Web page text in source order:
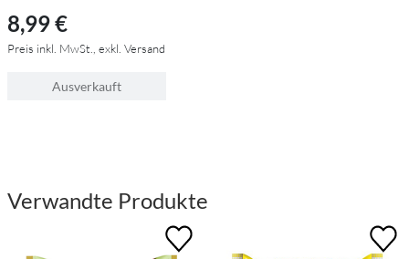
8,99 €
Preis inkl. MwSt., exkl. Versand
Ausverkauft
Verwandte Produkte